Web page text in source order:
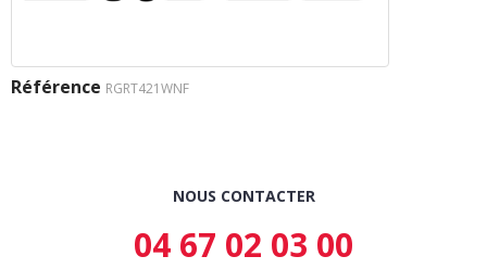
Référence RGRT421WNF
NOUS CONTACTER
04 67 02 03 00